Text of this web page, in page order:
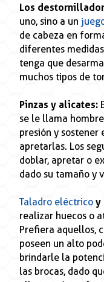
Los
uno, sino a un
de cabeza en
diferentes
tenga que
muchos tipos de
Pinzas y alicates:
se le llama
presión y sostener
apretarlas. Los
doblar, apretar o
dado su tamaño y
Taladro eléctrico y
realizar huecos o
Prefiera aquellos,
poseen un alto
brindarle la
las brocas, dado